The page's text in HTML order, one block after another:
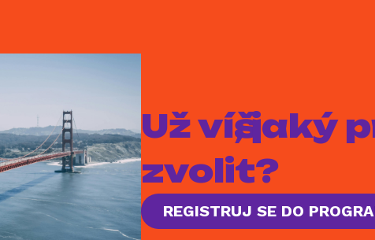
Už víš, jaký
zvolit?
REGISTRUJ SE DO